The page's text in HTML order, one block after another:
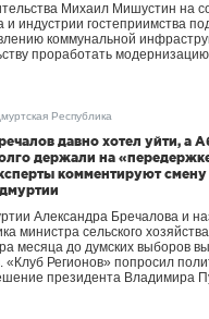
Михаил Мишустин на
и индустрии гостеприимства
коммунальной
проработать
Республика
давно хотел уйти, а
держали на
комментируют смену
Александра Бречалова и
министра сельского
месяца до думских выборов
«Клуб Регионов» попросил
президента Владимира